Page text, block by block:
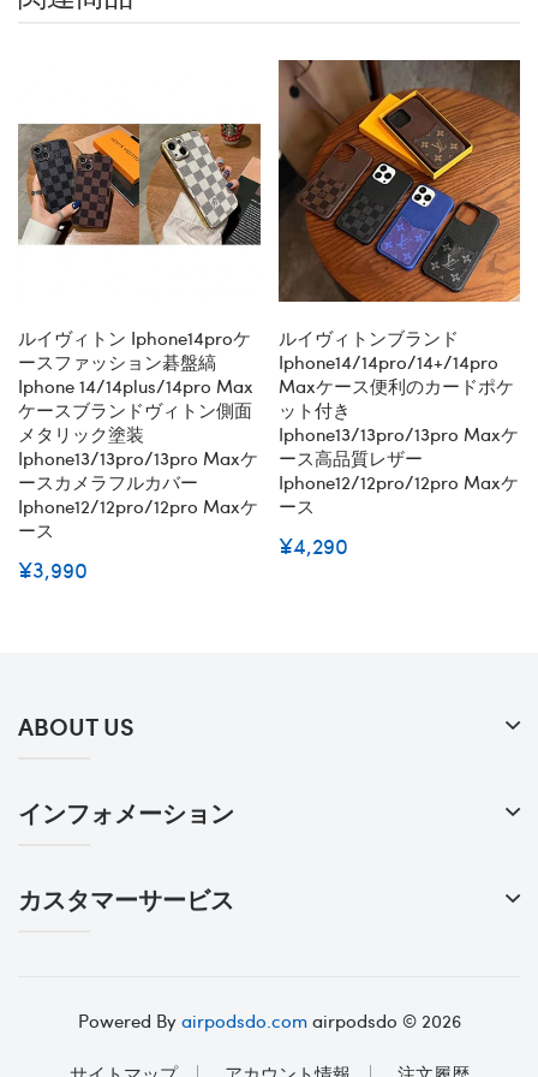
ルイヴィトン Iphone14proケ
ースファッション碁盤縞
Iphone 14/14plus/14pro Max
ケースブランドヴィトン側面
メタリック塗装
Iphone13/13pro/13pro Maxケ
ースカメラフルカバー
Iphone12/12pro/12pro Maxケ
ース
¥3,990
ルイヴィトンブランド
Iphone14/14pro/14+/14pro
Maxケース便利のカードポケ
ット付き
Iphone13/13pro/13pro Maxケ
ース高品質レザー
Iphone12/12pro/12pro Maxケ
ース
¥4,290
ABOUT US
インフォメーション
カスタマーサービス
Powered Byairpodsdo.comairpodsdo © 2026